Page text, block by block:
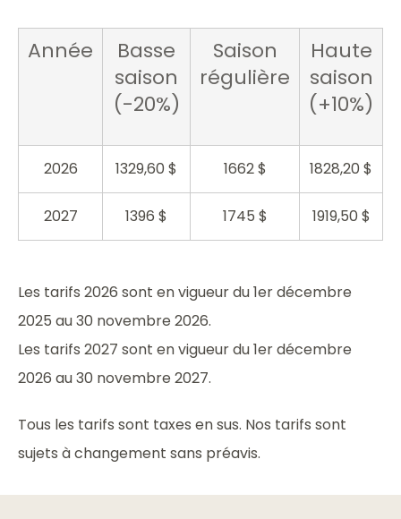
Chambre numéro 9
Lit superposé (simple + simple) : 1
Chambre numéro 10
Année
Basse
saison
(-20%)
Saison
régulière
Haute
saison
(+10%)
2026 1329,60 $ 1662 $ 1828,20 $
2027 1396 $ 1745 $ 1919,50 $
Les tarifs 2026 sont en vigueur du 1er décembre
2025 au 30 novembre 2026.
Les tarifs 2027 sont en vigueur du 1er décembre
2026 au 30 novembre 2027.
Tous les tarifs sont taxes en sus. Nos tarifs sont
sujets à changement sans préavis.